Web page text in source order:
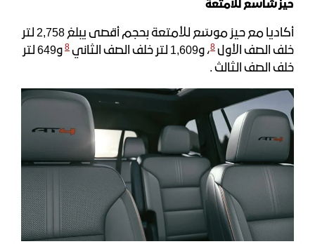
حيز شاسع للأمتعة
أكاديا مع حيز موسّع للأمتعة بحجم أقصى يبلغ 2,758 لتر
خلف الصف الأول8، و1,609 لتر خلف الصف الثاني 8
و649 لتر
خلف الصف الثالث .